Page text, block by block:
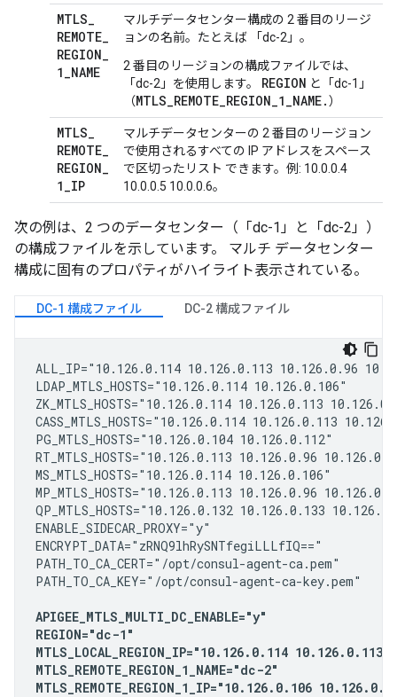
MTLS_
REMOTE_
REGION_
1_NAME
マルチデータセンター構成の 2 番目のリージ
ョンの名前。 たとえば 「dc-2」。
2 番目のリージョンの構成ファイルでは、
「dc-2」を使用します。
REGION と「dc-1」
（MTLS_REMOTE_REGION_1_NAME. ）
MTLS_
REMOTE_
REGION_
1_IP
マルチデータセンターの 2 番目のリージョン
で使用されるすべての IP アドレスをスペース
で区切ったリスト できます。例: 10.0.0.4
10.0.0.5 10.0.0.6。
次の例は、2 つのデータセンター（「dc-1」と「dc-2」）
の構成ファイルを示しています。 マルチ データセンター
構成に固有のプロパティがハイライト表示されている。
DC-1 構成ファイル DC-2 構成ファイル
ALL_IP="10.126.0.114 10.126.0.113 10.126.0.96
LDAP_MTLS_HOSTS="10.126.0.114 10.126.0.106"
ZK_MTLS_HOSTS="10.126.0.114 10.126.0.113
CASS_MTLS_HOSTS="10.126.0.114 10.126.0.113
PG_MTLS_HOSTS="10.126.0.104 10.126.0.112"
RT_MTLS_HOSTS="10.126.0.113 10.126.0.96
MS_MTLS_HOSTS="10.126.0.114 10.126.0.106"
MP_MTLS_HOSTS="10.126.0.113 10.126.0.96
QP_MTLS_HOSTS="10.126.0.132 10.126.0.133
ENABLE_SIDECAR_PROXY="y"
ENCRYPT_DATA="zRNQ9lhRySNTfegiLLLfIQ=="
PATH_TO_CA_CERT="/opt/consul-agent-ca.pem"
PATH_TO_CA_KEY="/opt/consul-agent-ca-key.pem"
APIGEE_MTLS_MULTI_DC_ENABLE="y"
REGION="dc-1"
MTLS_LOCAL_REGION_IP="10.126.0.114
MTLS_REMOTE_REGION_1_NAME="dc-2"
MTLS_REMOTE_REGION_1_IP="10.126.0.106